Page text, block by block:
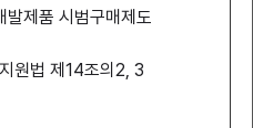
제품 시범구매제도
원법 제14조의2, 3